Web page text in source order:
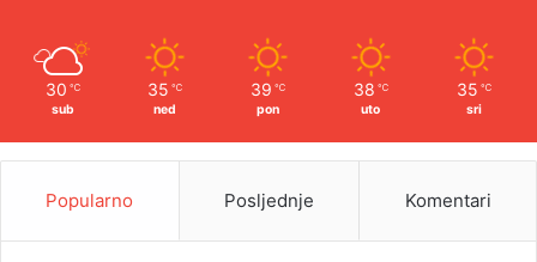
30 ℃
sub
35 ℃
ned
39 ℃
pon
38 ℃
uto
35 ℃
sri
Popularno Posljednje Komentari